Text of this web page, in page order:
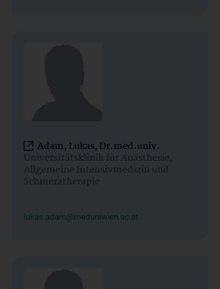
Adam, Lukas, Dr.med.univ.
Universitätsklinik für Anästhesie,
Allgemeine Intensivmedizin und
Schmerztherapie
lukas.adam@meduniwien.ac.at